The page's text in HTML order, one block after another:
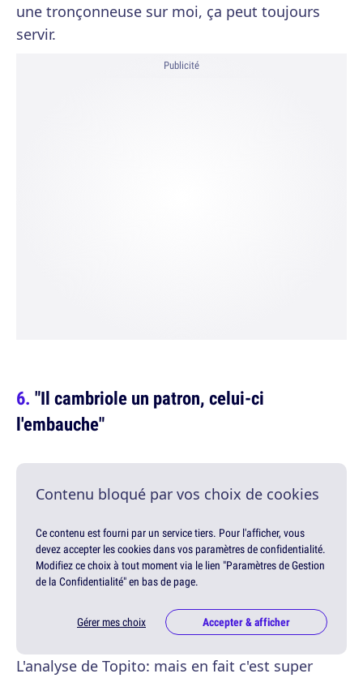
une tronçonneuse sur moi, ça peut toujours
servir.
Publicité
"Il cambriole un patron, celui-ci
l'embauche"
Contenu bloqué par vos choix de cookies
Ce contenu est fourni par un service tiers. Pour l'afficher, vous
devez accepter les cookies dans vos paramètres de confidentialité.
Modifiez ce choix à tout moment via le lien "Paramètres de Gestion
de la Confidentialité" en bas de page.
Gérer mes choix Accepter & afficher
L'analyse de Topito: mais en fait c'est super